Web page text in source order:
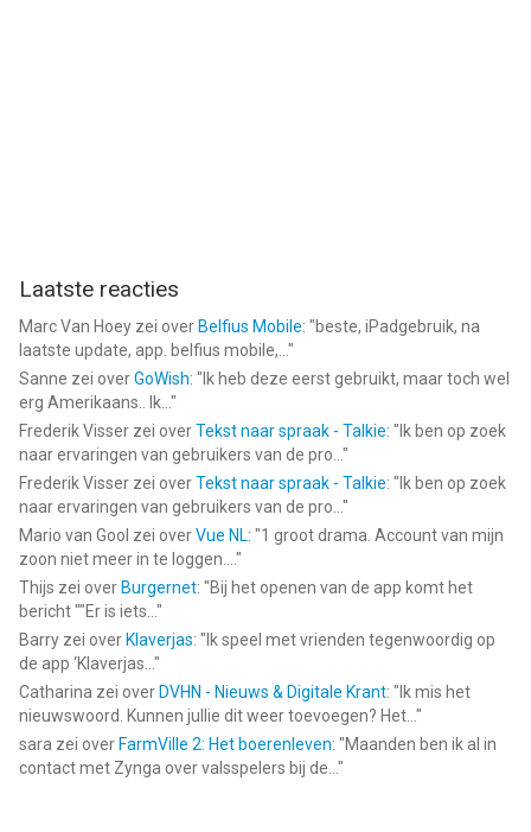
Laatste reacties
Marc Van Hoey zei over Belfius Mobile: "beste, iPadgebruik, na
laatste update, app. belfius mobile,... "
Sanne zei overGoWish: " Ik heb deze eerst gebruikt, maar toch wel
erg Amerikaans.. Ik... "
Frederik Visser zei overTekst naar spraak - Talkie: " Ik ben op zoek
naar ervaringen van gebruikers van de pro... "
Frederik Visser zei overTekst naar spraak - Talkie: " Ik ben op zoek
naar ervaringen van gebruikers van de pro... "
Mario van Gool zei overVue NL: "1 groot drama. Account van mijn
zoon niet meer in te loggen.... "
Thijs zei over Burgernet: "Bij het openen van de app komt het
bericht ""Er is iets... "
Barry zei over Klaverjas: " Ik speel met vrienden tegenwoordig op
de app ‘Klaverjas... "
Catharina zei over DVHN - Nieuws & Digitale Krant: " Ik mis het
nieuwswoord. Kunnen jullie dit weer toevoegen? Het... "
sara zei over FarmVille 2: Het boerenleven: "Maanden ben ik al in
contact met Zynga over valsspelers bij de... "